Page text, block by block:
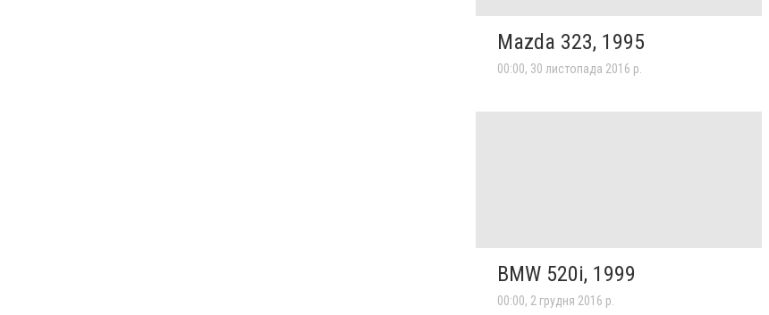
Mazda 323, 1995
00:00, 30 листопада 2016 р.
BMW 520i, 1999
00:00, 2 грудня 2016 р.